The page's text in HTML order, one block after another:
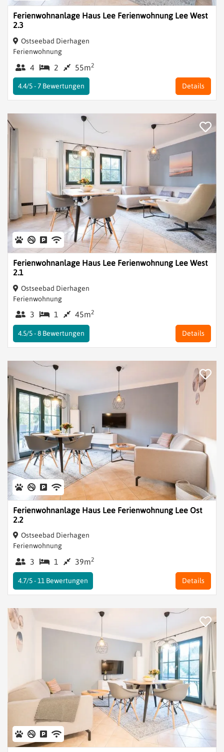
Ferienwohnanlage Haus Lee Ferienwohnung Lee West
2.3
Ostseebad Dierhagen
Ferienwohnung
4 2 55m2
Details
4.4/5 -7 Bewertungen
Ferienwohnanlage Haus Lee Ferienwohnung Lee West
2.1
Ostseebad Dierhagen
Ferienwohnung
3 1 45m2
Details
4.5/5 -8 Bewertungen
Ferienwohnanlage Haus Lee Ferienwohnung Lee Ost
2.2
Ostseebad Dierhagen
Ferienwohnung
3 1 39m2
Details
4.7/5 -11 Bewertungen